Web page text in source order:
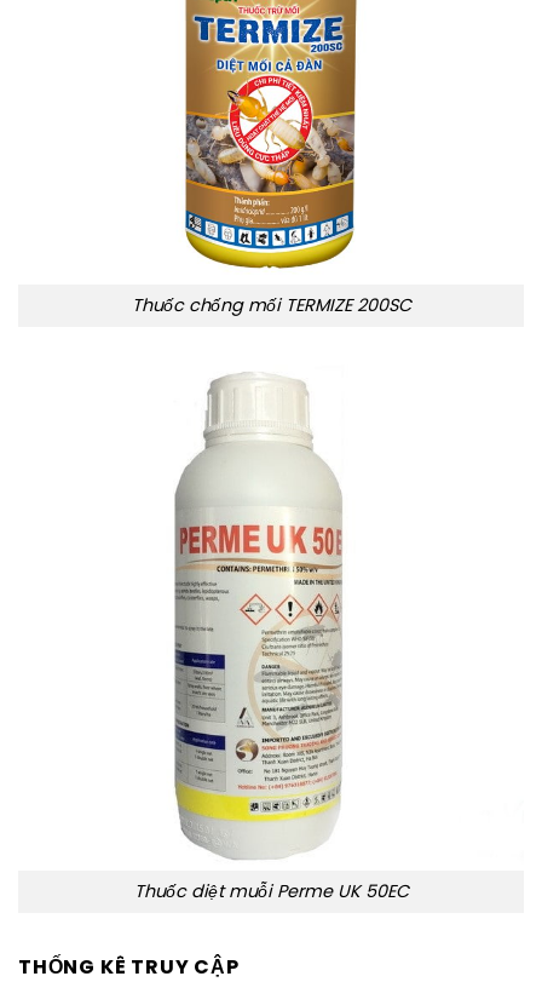
Thuốc chống mối TERMIZE 200SC
Thuốc diệt muỗi Perme UK 50EC
THỐNG KÊ TRUY CẬP